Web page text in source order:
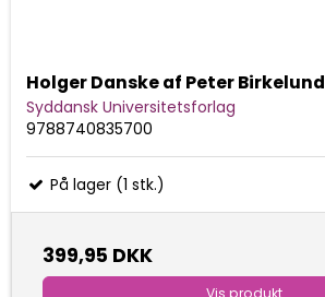
Holger Danske af Peter Birkelund
Syddansk Universitetsforlag
9788740835700
På lager (1 stk.)
399,95 DKK